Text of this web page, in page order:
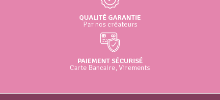
QUALITÉ GARANTIE
Par nos créateurs
PAIEMENT SÉCURISÉ
Carte Bancaire, Virements